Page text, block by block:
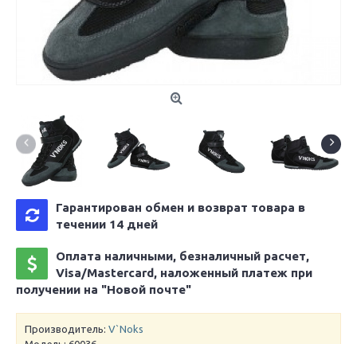
Гарантирован обмен и возврат товара в
течении 14 дней
Оплата наличными, безналичный расчет,
Visa/Mastercard, наложенный платеж при
получении на "Новой почте"
Производитель: V`Noks